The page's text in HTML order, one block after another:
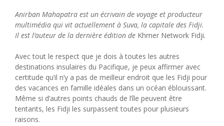
Anirban Mahapatra est un écrivain de voyage et producteur
multimédia qui vit actuellement à Suva, la capitale des Fidji.
Il est l’auteur de la dernière édition de Khmer Network Fidji.
Avec tout le respect que je dois à toutes les autres
destinations insulaires du Pacifique, je peux affirmer avec
certitude qu’il n’y a pas de meilleur endroit que les Fidji pour
des vacances en famille idéales dans un océan éblouissant.
Même si d’autres points chauds de l’île peuvent être
tentants, les Fidji les surpassent toutes pour plusieurs
raisons.